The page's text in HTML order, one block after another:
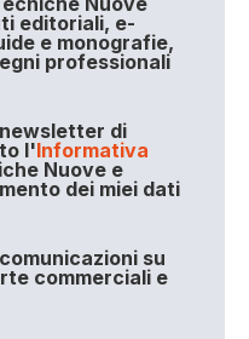
editoriali, e-
e monografie,
professionali
di
l'Informativa
Nuove e
dei miei dati
su
commerciali e